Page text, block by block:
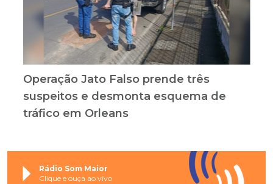
Operação Jato Falso prende três
suspeitos e desmonta esquema de
tráfico em Orleans
Rádio Som Maior
Clique e ouça ao vivo